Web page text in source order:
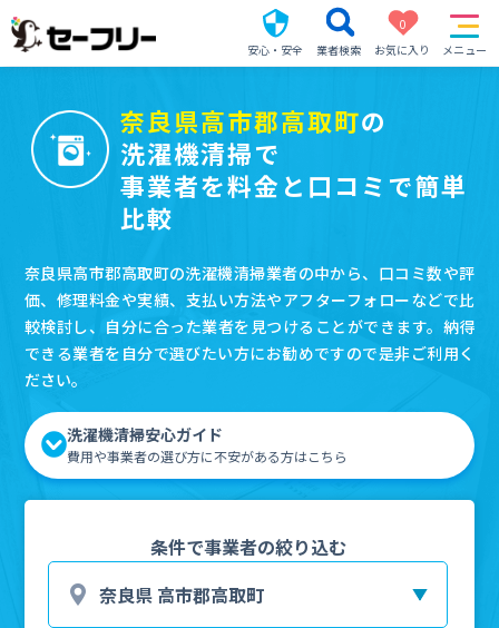
安心・安全 業者検索
0
お気に入り
メニュー
奈良県高市郡高取町の
洗濯機清掃で
事業者を料金と口コミで簡単
比較
奈良県高市郡高取町の洗濯機清掃業者の中から、口コミ数や評
価、修理料金や実績、支払い方法やアフターフォローなどで比
較検討し、自分に合った業者を見つけることができます。納得
できる業者を自分で選びたい方にお勧めですので是非ご利用く
ださい。
洗濯機清掃安心ガイド
費用や事業者の選び方に不安がある方はこちら
条件で事業者の絞り込む